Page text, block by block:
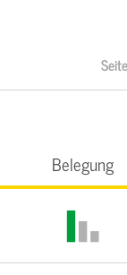
Seite
Belegung